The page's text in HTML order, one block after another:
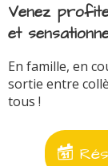
Venez
et
En famille, en
sortie entre
tous !